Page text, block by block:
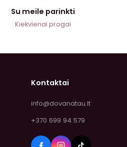
Su meile parinkti
Kiekvienai progai
Kontaktai
info@dovanatau.lt
+370 699 94 579